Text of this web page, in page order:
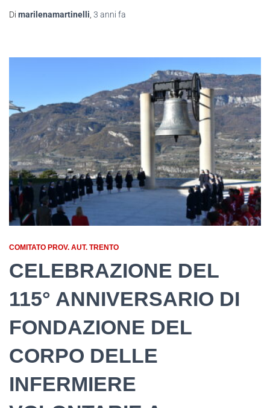
Di marilenamartinelli 3 anni fa
COMITATO PROV. AUT. TRENTO
CELEBRAZIONE DEL
115° ANNIVERSARIO DI
FONDAZIONE DEL
CORPO DELLE
INFERMIERE